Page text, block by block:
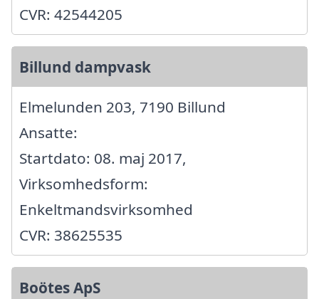
CVR: 42544205
Billund dampvask
Elmelunden 203, 7190 Billund
Ansatte:
Startdato: 08. maj 2017,
Virksomhedsform:
Enkeltmandsvirksomhed
CVR: 38625535
Boötes ApS